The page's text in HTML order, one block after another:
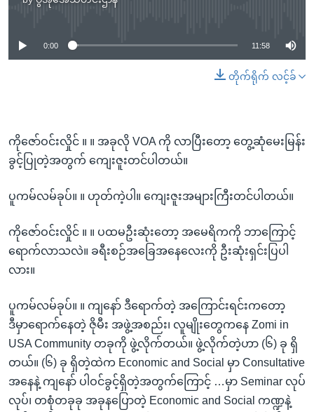
No media source currently available
0:00 11:58
တိုက်ရိုက် လင့်ခ်
ကိုဇော်ဝင်းလှိုင် ။ ။ အခုလို VOA ကို လာပြီးတော့ တွေ့ဆုံမေးမြန်း
ခွင့်ပြုတဲ့အတွက် ကျေးဇူးတင်ပါတယ်။
ပူကမ်လမ်ခုပ်။ ။ ဟုတ်ကဲ့ပါ။ ကျေးဇူးအများကြီးတင်ပါတယ်။
ကိုဇော်ဝင်းလှိုင် ။ ။ ပထမဦးဆုံးတော့ အမေရိကကို ဘာကြောင့်
ရောက်လာသလဲ။ ခရီးစဉ်အခြေအနေလေးကို ဦးဆုံးရှင်းပြပါ
လား။
ပူကမ်လမ်ခုပ်။ ။ ကျနော် ဒီရောက်တဲ့ အကြောင်းရင်းကတော့
ဒီမှာရောက်နေတဲ့ ဇိုမီး အဖွဲ့အစည်း၊ လူမျိုးတွေကနေ Zomi in
USA Community တခုကို ဖွဲ့လိုက်တယ်။ ဖွဲ့လိုက်တဲ့ဟာ (၆) ခု ရှိ
တယ်။ (၆) ခု ရှိတဲ့ထဲက Economic and Social မှာ Consultative
အနေနဲ့ ကျနော် ပါဝင်ခွင့်ရှိတဲ့အတွက်ကြောင့် …မှာ Seminar လုပ်
လုပ်၊ တစုံတခုခု အခုနပြောတဲ့ Economic and Social ကဏ္ဍနဲ့